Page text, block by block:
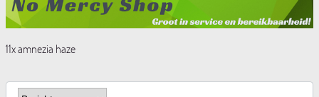
11x amnezia haze